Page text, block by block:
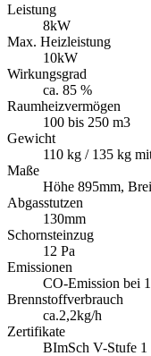
Leistung
8kW
Max. Heizleistung
10kW
Wirkungsgrad
ca. 85 %
Raumheizvermögen
100 bis 250 m3
Gewicht
110 kg / 135 kg
Maße
Höhe 895mm,
Abgasstutzen
130mm
Schornsteinzug
12 Pa
Emissionen
CO-Emission bei
Brennstoffverbrauch
ca.2,2kg/h
Zertifikate
BImSch V-Stufe